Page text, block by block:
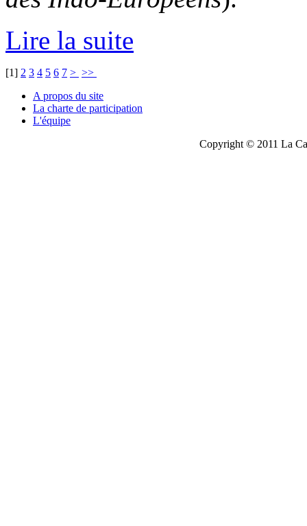
Lire la suite
[1] 2 3 4 5 6 7 > >>
A propos du site
La charte de participation
L'équipe
Copyright © 2011 La